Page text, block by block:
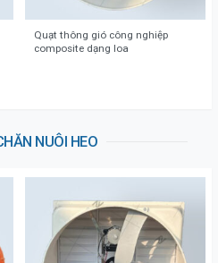
Quạt thông gió công nghiệp
composite dạng loa
NUÔI HEO